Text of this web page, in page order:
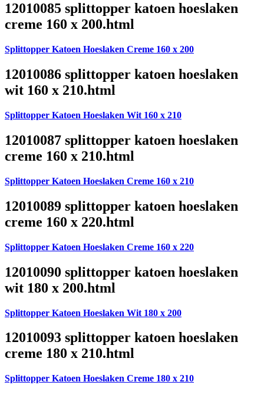
12010085 splittopper katoen hoeslaken
creme 160 x 200.html
Splittopper Katoen Hoeslaken Creme 160 x 200
12010086 splittopper katoen hoeslaken
wit 160 x 210.html
Splittopper Katoen Hoeslaken Wit 160 x 210
12010087 splittopper katoen hoeslaken
creme 160 x 210.html
Splittopper Katoen Hoeslaken Creme 160 x 210
12010089 splittopper katoen hoeslaken
creme 160 x 220.html
Splittopper Katoen Hoeslaken Creme 160 x 220
12010090 splittopper katoen hoeslaken
wit 180 x 200.html
Splittopper Katoen Hoeslaken Wit 180 x 200
12010093 splittopper katoen hoeslaken
creme 180 x 210.html
Splittopper Katoen Hoeslaken Creme 180 x 210